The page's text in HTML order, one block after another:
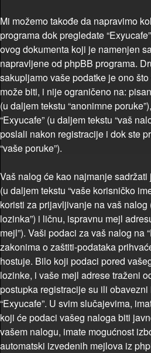
Mi možemo takođe da napravimo
programa dok pregledate
ovog dokumenta koji je namenjen
napravljene od phpBB programa.
sakupljamo vaše podatke je ono
može biti, i nije ograničeno na:
(u daljem tekstu “anonimne
“Exyucafe” (u daljem tekstu “vaš
poslali nakon registracije i dok ste
“vaše poruke”).
Vaš nalog će kao najmanje
(u daljem tekstu “vaše korisničko
koristi za prijavljivanje na vaš nalog
lozinka”) i ličnu, ispravnu mejl
mejl”). Vaši podaci za vaš nalog na
zakonima o zaštiti-podataka
hostuje. Bilo koji podaci pored
lozinke, i vaše mejl adrese traženi
postupka registracije su ili
“Exyucafe”. U svim slučajevima,
koji će podaci vašeg naloga biti
vašem nalogu, imate mogućnost
automatski izvedenih mejlova iz